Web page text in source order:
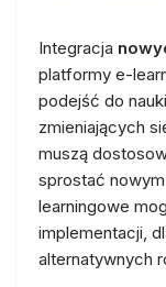
Integracja
platformy e-
podejść do
zmieniających
muszą
sprostać
learningowe
implementacji,
alternatywnych